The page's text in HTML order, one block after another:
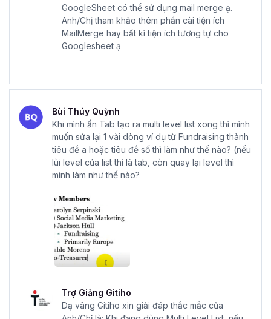
GoogleSheet có thể sử dụng mail merge ạ.
Anh/Chị tham khảo thêm phần cài tiện ích
MailMerge hay bất kì tiện ích tương tự cho
Googlesheet ạ
Bùi Thúy Quỳnh
Khi mình ấn Tab tạo ra multi level list xong thì mình
muốn sửa lại 1 vài dòng ví dụ từ Fundraising thành
tiêu đề a hoặc tiêu đề số thì làm như thế nào? (nếu
lùi level của list thì là tab, còn quay lại level thì
mình làm như thế nào?
Trợ Giảng Gitiho
Dạ vâng Gitiho xin giải đáp thắc mắc của